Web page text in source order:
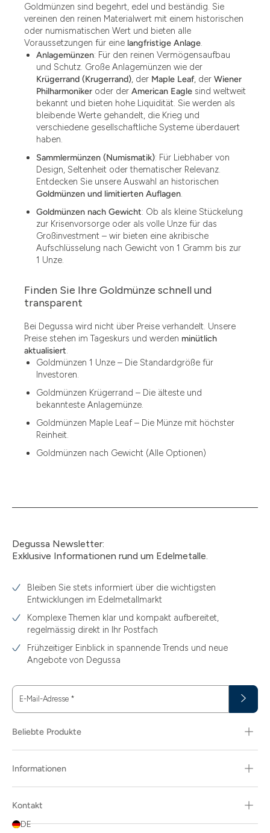
1.49
1.87
12.15
13.77
15.55
15.60
3.05
3.11
3.12
3.44
3.58
3.66
30
Goldmünzen sind begehrt, edel und beständig. Sie
vereinen den reinen Materialwert mit einem historischen
oder numismatischen Wert und bieten alle
Voraussetzungen für eine langfristige Anlage.
Anlagemünzen: Für den reinen Vermögensaufbau
und Schutz. Große Anlagemünzen wie der
Krügerrand (Krugerrand), der Maple Leaf, der Wiener
Philharmoniker oder der American Eagle sind weltweit
bekannt und bieten hohe Liquidität. Sie werden als
bleibende Werte gehandelt, die Krieg und
verschiedene gesellschaftliche Systeme überdauert
haben.
Sammlermünzen (Numismatik): Für Liebhaber von
Design, Seltenheit oder thematischer Relevanz.
Entdecken Sie unsere Auswahl an historischen
Goldmünzen und limitierten Auflagen.
Goldmünzen nach Gewicht: Ob als kleine Stückelung
zur Krisenvorsorge oder als volle Unze für das
Großinvestment – wir bieten eine akribische
Aufschlüsselung nach Gewicht von 1 Gramm bis zur
1 Unze.
Finden Sie Ihre Goldmünze schnell und
transparent
Bei Degussa wird nicht über Preise verhandelt. Unsere
Preise stehen im Tageskurs und werden minütlich
aktualisiert.
Goldmünzen 1 Unze – Die Standardgröße für
Investoren.
Goldmünzen Krügerrand – Die älteste und
bekannteste Anlagemünze.
Goldmünzen Maple Leaf – Die Münze mit höchster
Reinheit.
Goldmünzen nach Gewicht (Alle Optionen)
Degussa Newsletter:
Exklusive Informationen rund um Edelmetalle.
Bleiben Sie stets informiert über die wichtigsten
Entwicklungen im Edelmetallmarkt
Komplexe Themen klar und kompakt aufbereitet,
regelmässig direkt in Ihr Postfach
Frühzeitiger Einblick in spannende Trends und neue
Angebote von Degussa
E-Mail-Adresse *
Beliebte Produkte
Informationen
Kontakt
DE